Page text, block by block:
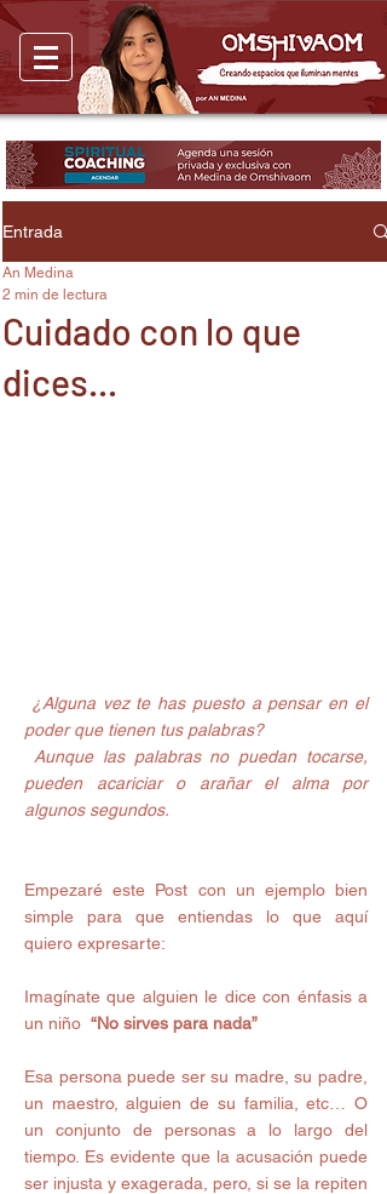
Entrada
Cuidado con lo que
dices...
An Medina
2 min de lectura
poder que tienen tus palabras?
pueden acariciar o arañar el alma por
algunos segundos.
Empezaré este Post con un ejemplo bien
simple para que entiendas lo que aquí
quiero expresarte:
Imagínate que alguien le dice con énfasis a
un niño “No sirves para nada”
Esa persona puede ser su madre, su padre,
un maestro, alguien de su familia, etc… O
un conjunto de personas a lo largo del
tiempo. Es evidente que la acusación puede
ser injusta y exagerada, pero, si se la repiten